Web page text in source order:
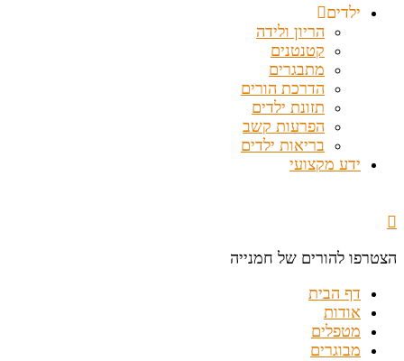
ילדים
הריון ולידה
קטנטנים
מתבגרים
הדרכת הורים
תזונת ילדים
הפרעות קשב
בריאות ילדים
ידע מקצועי
הצטרפו להורים של חמנייה
דף הבית
אודות
מטפלים
מבוגרים